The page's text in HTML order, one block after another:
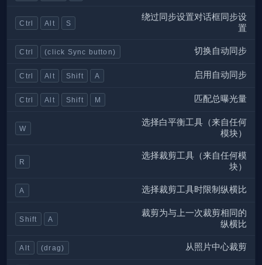
Ctrl Alt S
绕过同步设置对话框同步设
置
Ctrl (click Sync button) 切换自动同步
Ctrl Alt Shift A 启用自动同步
Ctrl Alt Shift M 匹配总曝光量
W
选择白平衡工具（来自任何
模块）
R
选择裁剪工具（来自任何模
块）
A 选择裁剪工具时限制纵横比
Shift A
裁剪为与上一次裁剪相同的
纵横比
Alt (drag) 从照片中心裁剪